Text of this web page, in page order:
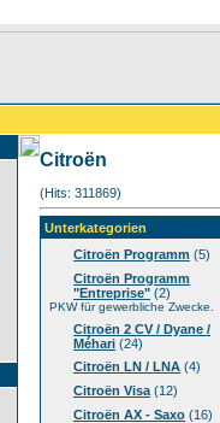
Citroën
(Hits: 311869)
Unterkategorien
Citroën Programm (5)
Citroën Programm
"Entreprise" (2)
PKW für gewerbliche Zwecke.
Citroën 2 CV / Dyane /
Méhari (24)
Citroën LN / LNA (4)
Citroën Visa (12)
Citroën AX - Saxo (16)